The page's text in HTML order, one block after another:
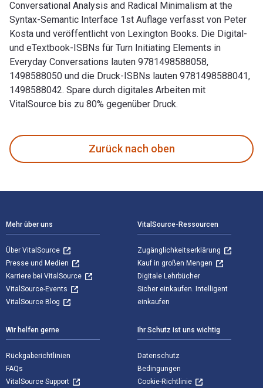
Conversational Analysis and Radical Minimalism at the
Syntax-Semantic Interface 1st Auflage verfasst von Peter
Kosta und veröffentlicht von Lexington Books. Die Digital-
und eTextbook-ISBNs für Turn Initiating Elements in
Everyday Conversations lauten 9781498588058,
1498588050 und die Druck-ISBNs lauten 9781498588041,
1498588042. Spare durch digitales Arbeiten mit
VitalSource bis zu 80% gegenüber Druck.
Zurück nach oben
Mehr über uns
Über VitalSource
Presse und Medien
Karriere bei VitalSource
VitalSource-Events
VitalSource Blog
VitalSource-Ressourcen
Zugänglichkeitserklärung
Kauf in großen Mengen
Digitale Lehrbücher
Sicher einkaufen. Intelligent
einkaufen
Wir helfen gerne
Rückgaberichtlinien
FAQs
VitalSource Support
Ihr Schutz ist uns wichtig
Datenschutz
Bedingungen
Cookie-Richtlinie